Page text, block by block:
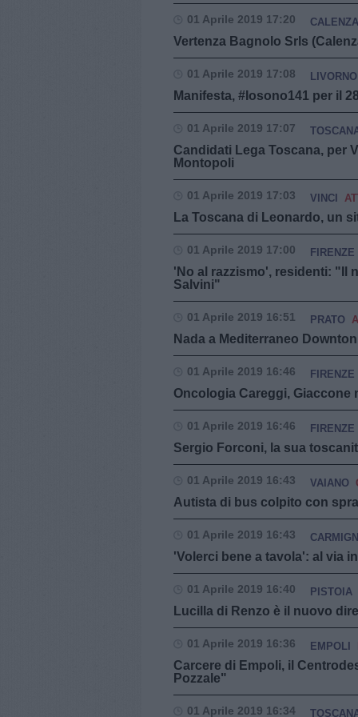
01 Aprile 2019 17:20
Vertenza Bagnolo Srls
01 Aprile 2019 17:08 LIVORNO
Manifesta, #Iosono141 per il
01 Aprile 2019 17:07
Candidati Lega Toscana, per
Montopoli
01 Aprile 2019 17:03 VINCI
La Toscana di Leonardo, un
01 Aprile 2019 17:00 FIRENZE
'No al razzismo', residenti: "Il
Salvini"
01 Aprile 2019 16:51 PRATO
Nada a Mediterraneo
01 Aprile 2019 16:46 FIRENZE
Oncologia Careggi,
01 Aprile 2019 16:46 FIRENZE
Sergio Forconi, la sua
01 Aprile 2019 16:43 VAIANO
Autista di bus colpito con
01 Aprile 2019 16:43
'Volerci bene a tavola': al via
01 Aprile 2019 16:40 PISTOIA
Lucilla di Renzo è il nuovo
01 Aprile 2019 16:36 EMPOLI
Carcere di Empoli, il
Pozzale"
01 Aprile 2019 16:34